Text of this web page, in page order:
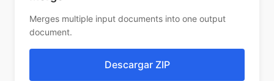
Merges multiple input documents into one output
document.
Descargar ZIP